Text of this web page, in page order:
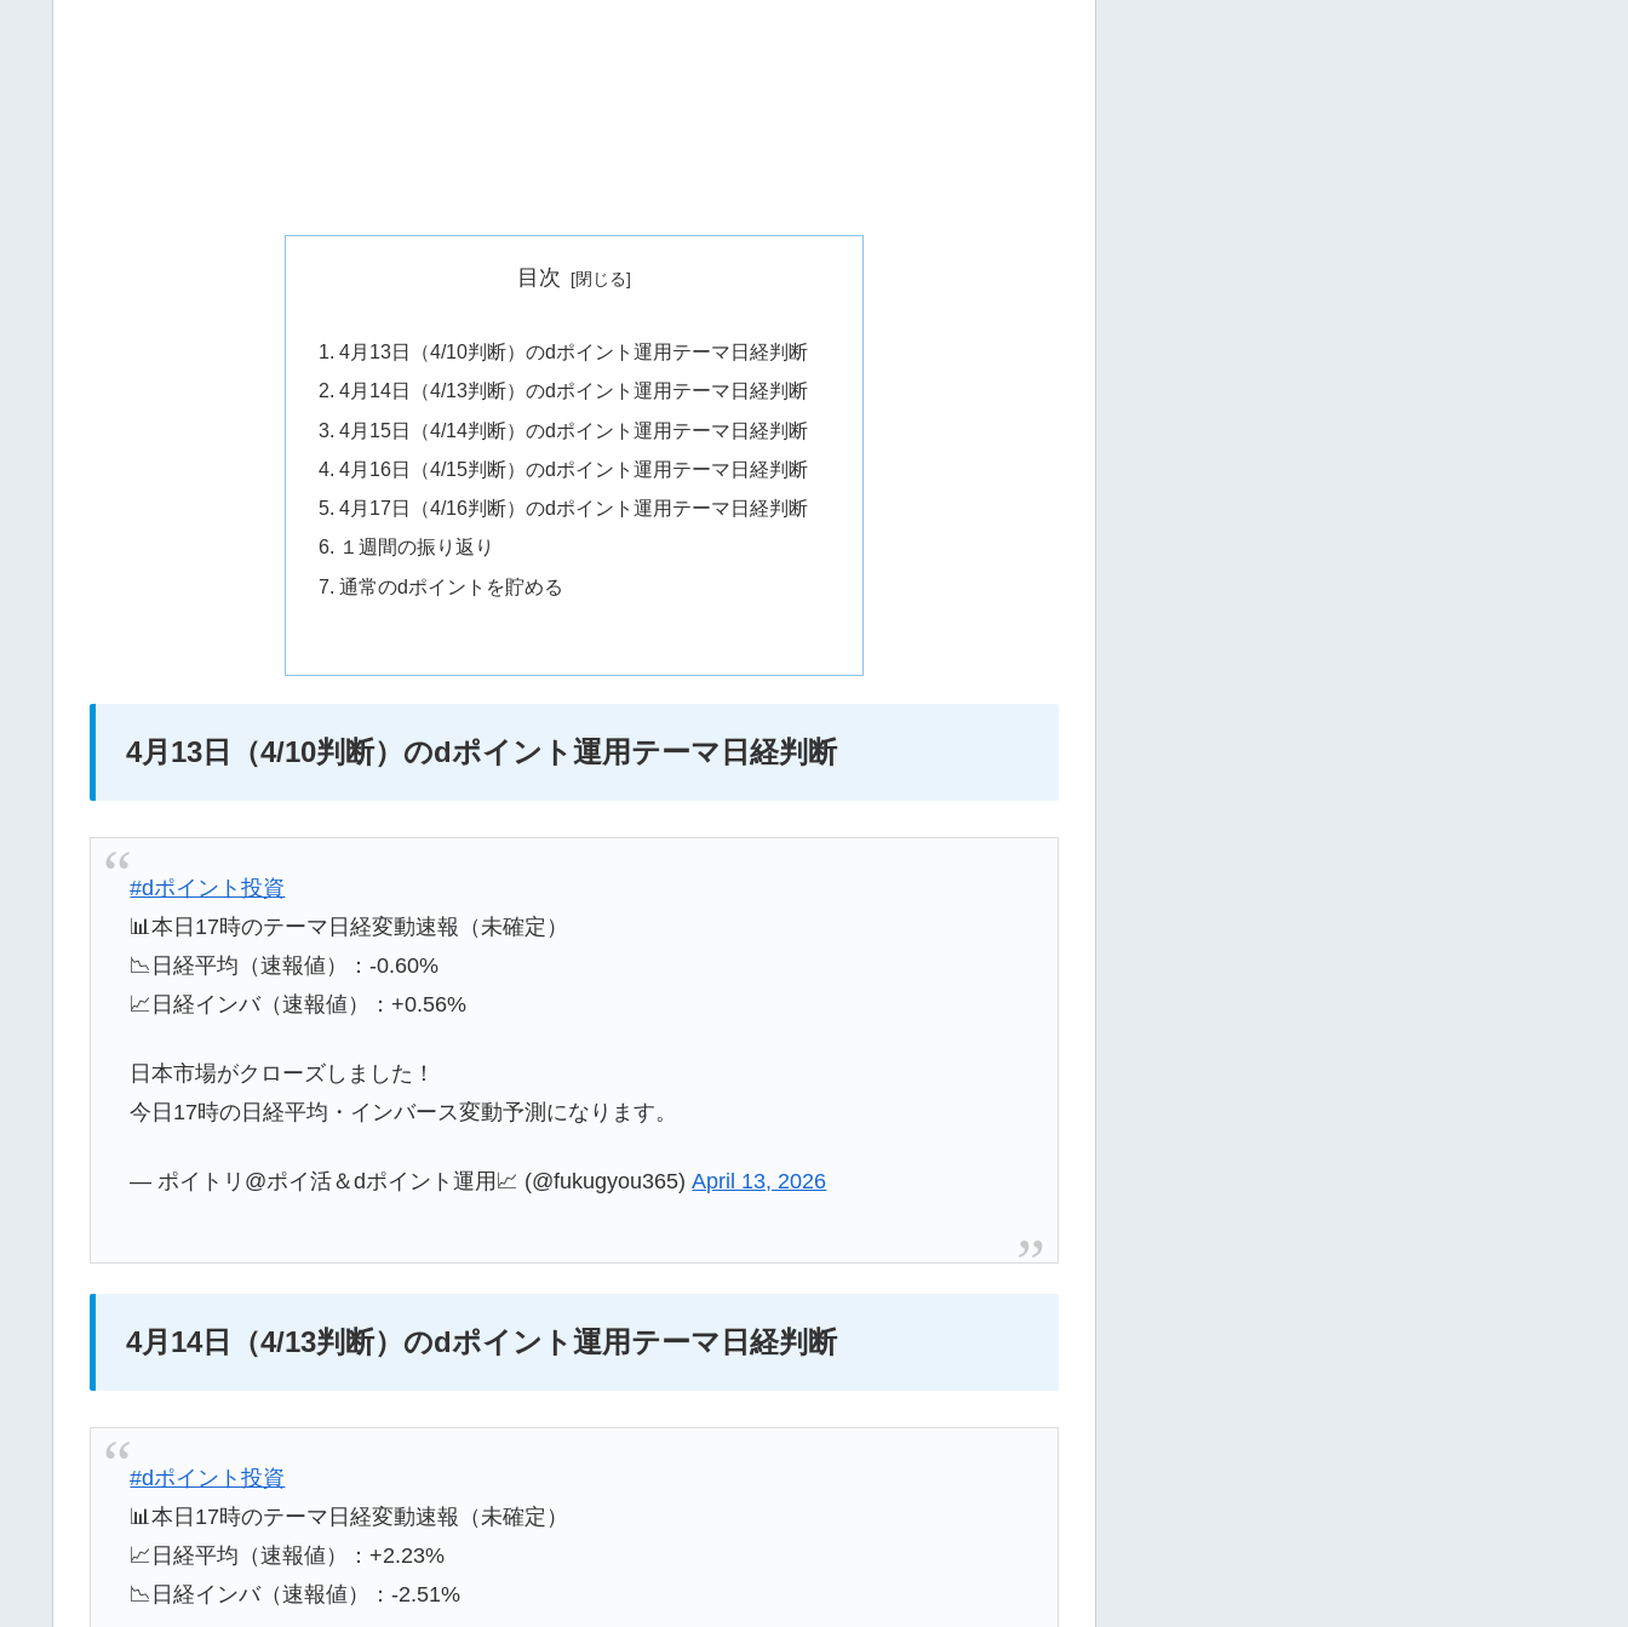
目次
4月13日（4/10判断）のdポイント運用テーマ日経判断
4月14日（4/13判断）のdポイント運用テーマ日経判断
4月15日（4/14判断）のdポイント運用テーマ日経判断
4月16日（4/15判断）のdポイント運用テーマ日経判断
4月17日（4/16判断）のdポイント運用テーマ日経判断
１週間の振り返り
通常のdポイントを貯める
4月13日（4/10判断）のdポイント運用テーマ日経判断
#dポイント投資
📊本日17時のテーマ日経変動速報（未確定）
📉日経平均（速報値）：-0.60%
📈日経インバ（速報値）：+0.56%
日本市場がクローズしました！
今日17時の日経平均・インバース変動予測になります。
— ポイトリ@ポイ活＆dポイント運用📈 (@fukugyou365)April 13, 2026
4月14日（4/13判断）のdポイント運用テーマ日経判断
#dポイント投資
📊本日17時のテーマ日経変動速報（未確定）
📈日経平均（速報値）：+2.23%
📉日経インバ（速報値）：-2.51%